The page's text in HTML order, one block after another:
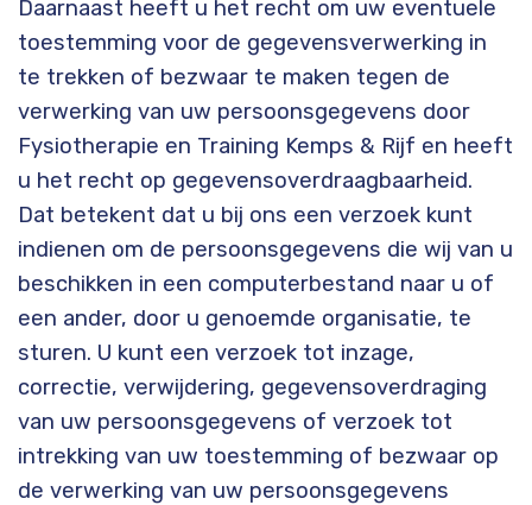
Daarnaast heeft u het recht om uw eventuele
toestemming voor de gegevensverwerking in
te trekken of bezwaar te maken tegen de
verwerking van uw persoonsgegevens door
Fysiotherapie en Training Kemps & Rijf en heeft
u het recht op gegevensoverdraagbaarheid.
Dat betekent dat u bij ons een verzoek kunt
indienen om de persoonsgegevens die wij van u
beschikken in een computerbestand naar u of
een ander, door u genoemde organisatie, te
sturen. U kunt een verzoek tot inzage,
correctie, verwijdering, gegevensoverdraging
van uw persoonsgegevens of verzoek tot
intrekking van uw toestemming of bezwaar op
de verwerking van uw persoonsgegevens